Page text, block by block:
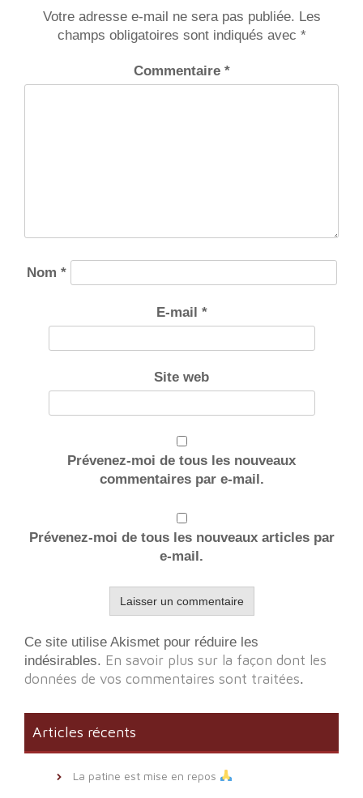
Votre adresse e-mail ne sera pas publiée. Les
champs obligatoires sont indiqués avec *
Commentaire *
Nom *
E-mail *
Site web
Prévenez-moi de tous les nouveaux
commentaires par e-mail.
Prévenez-moi de tous les nouveaux articles par
e-mail.
Ce site utilise Akismet pour réduire les
indésirables. En savoir plus sur la façon dont les
données de vos commentaires sont traitées.
Articles récents
La patine est mise en repos